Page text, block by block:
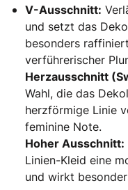
V-Ausschnitt:
und setzt das
besonders
verführerischer
Herzausschnitt
Wahl, die das
herzförmige Linie
feminine Note.
Hoher Ausschnitt:
Linien-Kleid eine
und wirkt